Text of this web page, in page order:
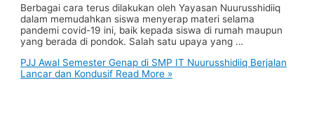
Berbagai cara terus dilakukan oleh Yayasan Nuurusshidiiq
dalam memudahkan siswa menyerap materi selama
pandemi covid-19 ini, baik kepada siswa di rumah maupun
yang berada di pondok. Salah satu upaya yang …
PJJ Awal Semester Genap di SMP IT Nuurusshidiiq Berjalan
Lancar dan Kondusif Read More »